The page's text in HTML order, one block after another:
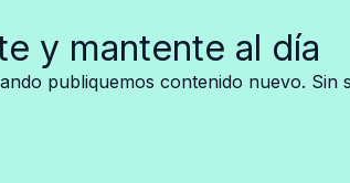
y mantente al día
publiquemos contenido nuevo. Sin